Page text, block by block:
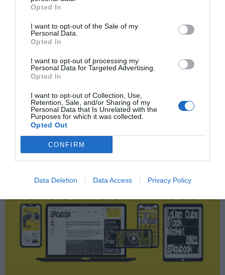
Opted In
I want to opt-out of the Sale of my
Personal Data.
Opted In
I want to opt-out of processing my
Personal Data for Targeted Advertising.
Opted In
I want to opt-out of Collection, Use,
Retention, Sale, and/or Sharing of my
Personal Data that Is Unrelated with the
Purposes for which it was collected.
Opted Out
CONFIRM
Data Deletion Data Access Privacy Policy
Índex2P
Fiba
Publicidad
2Playbook Club2P